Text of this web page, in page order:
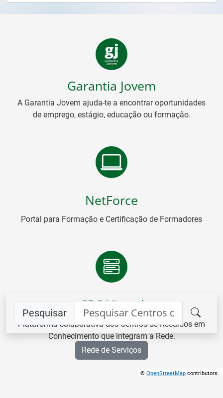
Garantia Jovem
A Garantia Jovem ajuda-te a encontrar oportunidades
de emprego, estágio, educação ou formação.
NetForce
Portal para Formação e Certificação de Formadores
CRC Virtual
Plataforma colaborativa dos Centros de Recursos em
Conhecimento que integram a Rede.
©OpenStreetMap contributors.
Pesquisar
Rede de Serviços